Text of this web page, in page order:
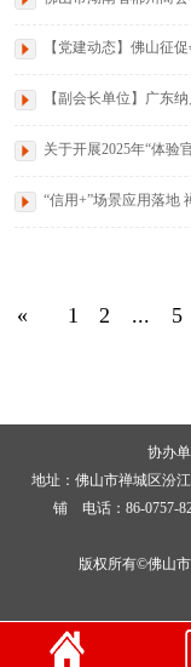
【党建动态】佛山征
【副会长单位】广东
关于开展2025年“体验
“信用+”场景应用落地
« 1 2 ... 5
协办
地址：佛山市禅城区汾
铺 电话：86-0757-
版权所有©佛山